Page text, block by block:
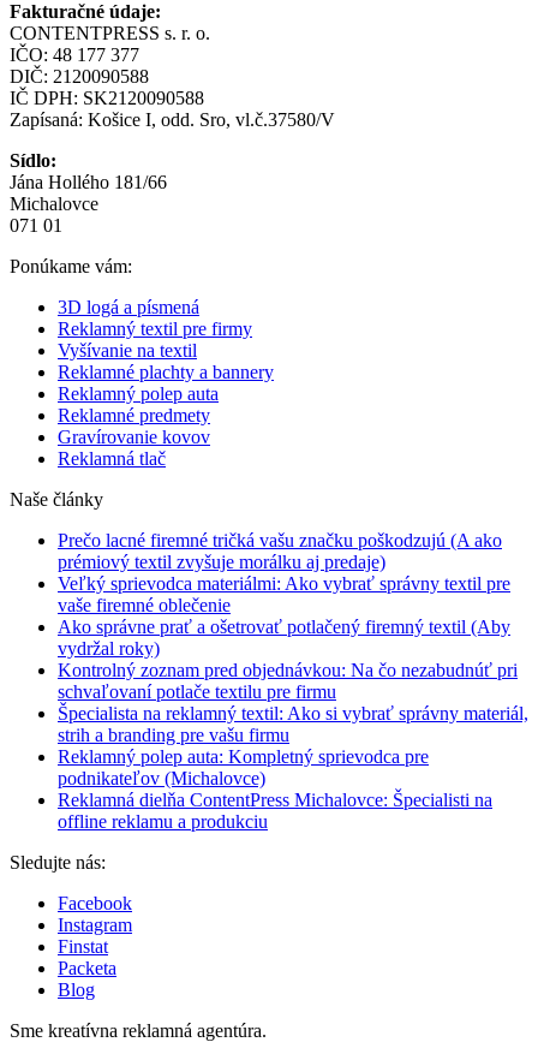
Fakturačné údaje:
CONTENTPRESS s. r. o.
IČO: 48 177 377
DIČ: 2120090588
IČ DPH: SK2120090588
Zapísaná: Košice I, odd. Sro, vl.č.37580/V
Sídlo:
Jána Hollého 181/66
Michalovce
071 01
Ponúkame vám:
3D logá a písmená
Reklamný textil pre firmy
Vyšívanie na textil
Reklamné plachty a bannery
Reklamný polep auta
Reklamné predmety
Gravírovanie kovov
Reklamná tlač
Naše články
Prečo lacné firemné tričká vašu značku poškodzujú (A ako
prémiový textil zvyšuje morálku aj predaje)
Veľký sprievodca materiálmi: Ako vybrať správny textil pre
vaše firemné oblečenie
Ako správne prať a ošetrovať potlačený firemný textil (Aby
vydržal roky)
Kontrolný zoznam pred objednávkou: Na čo nezabudnúť pri
schvaľovaní potlače textilu pre firmu
Špecialista na reklamný textil: Ako si vybrať správny materiál,
strih a branding pre vašu firmu
Reklamný polep auta: Kompletný sprievodca pre
podnikateľov (Michalovce)
Reklamná dielňa ContentPress Michalovce: Špecialisti na
offline reklamu a produkciu
Sledujte nás:
Facebook
Instagram
Finstat
Packeta
Blog
Sme kreatívna reklamná agentúra.